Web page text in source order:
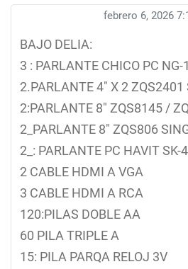
febrero 6, 2026
BAJO DELIA:
3 : PARLANTE CHICO PC NG-
2.PARLANTE 4″ X 2 ZQS2401
2:PARLANTE 8″ ZQS8145 /
2_PARLANTE 8″ ZQS806
2_: PARLANTE PC HAVIT SK-
2 CABLE HDMI A VGA
3 CABLE HDMI A RCA
120:PILAS DOBLE AA
60 PILA TRIPLE A
15: PILA PARQA RELOJ 3V